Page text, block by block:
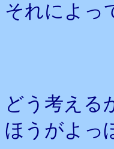
それによっ
どう考える
ほうがよっ